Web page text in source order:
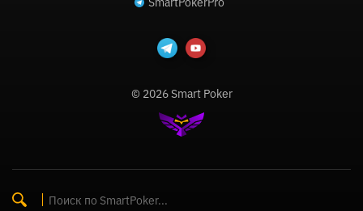
© 2026 Smart Poker